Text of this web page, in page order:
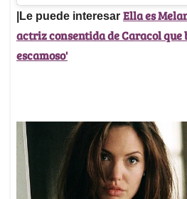
|Le puede interesar Ella es
actriz consentida de Caracol que
escamoso'